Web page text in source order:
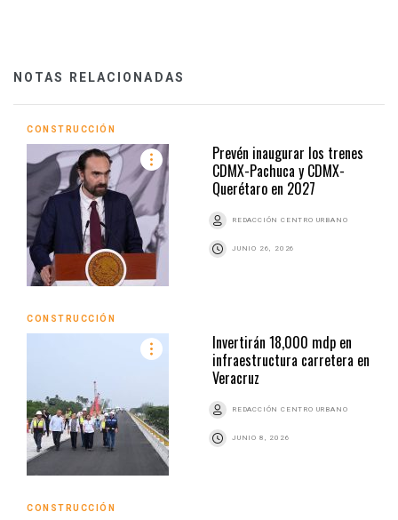
NOTAS RELACIONADAS
CONSTRUCCIÓN
Prevén inaugurar los trenes
CDMX-Pachuca y CDMX-
Querétaro en 2027
REDACCIÓN CENTRO URBANO
JUNIO 26, 2026
CONSTRUCCIÓN
Invertirán 18,000 mdp en
infraestructura carretera en
Veracruz
REDACCIÓN CENTRO URBANO
JUNIO 8, 2026
CONSTRUCCIÓN